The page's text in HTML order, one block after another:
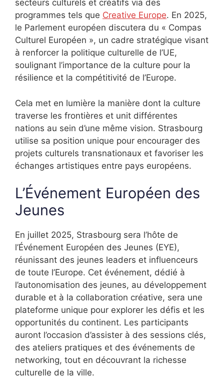
secteurs culturels et créatifs via des
programmes tels que Creative Europe. En 2025,
le Parlement européen discutera du « Compas
Culturel Européen », un cadre stratégique visant
à renforcer la politique culturelle de l’UE,
soulignant l’importance de la culture pour la
résilience et la compétitivité de l’Europe.
Cela met en lumière la manière dont la culture
traverse les frontières et unit différentes
nations au sein d’une même vision. Strasbourg
utilise sa position unique pour encourager des
projets culturels transnationaux et favoriser les
échanges artistiques entre pays européens.
L’Événement Européen des
Jeunes
En juillet 2025, Strasbourg sera l’hôte de
l’Événement Européen des Jeunes (EYE),
réunissant des jeunes leaders et influenceurs
de toute l’Europe. Cet événement, dédié à
l’autonomisation des jeunes, au développement
durable et à la collaboration créative, sera une
plateforme unique pour explorer les défis et les
opportunités du continent. Les participants
auront l’occasion d’assister à des sessions clés,
des ateliers pratiques et des événements de
networking, tout en découvrant la richesse
culturelle de la ville.